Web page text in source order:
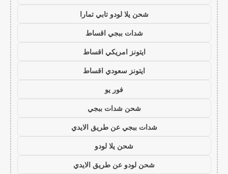
شحن يلا لودو تابي تمارا
شدات ببجي اقساط
ايتونز امريكي اقساط
ايتونز سعودي اقساط
فور يو
شحن شدات ببجي
شدات ببجي عن طريق الايدي
شحن يلا لودو
شحن لودو عن طريق الايدي